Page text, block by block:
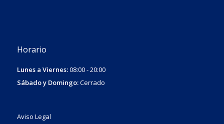
Horario
Lunes a Viernes:08:00 - 20:00
Sábado y Domingo:Cerrado
Aviso Legal